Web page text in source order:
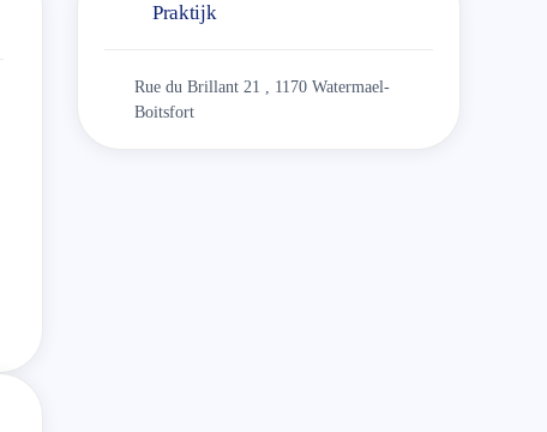
Praktijk
Rue du Brillant 21 , 1170 Watermael-
Boitsfort